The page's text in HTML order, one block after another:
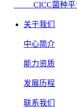
CICC菌种平
关于我们
中心简介
能力资质
发展历程
联系我们